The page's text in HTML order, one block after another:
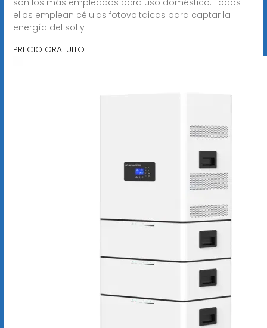
ellos emplean células fotovoltaicas para captar la
energía del sol y
PRECIO GRATUITO